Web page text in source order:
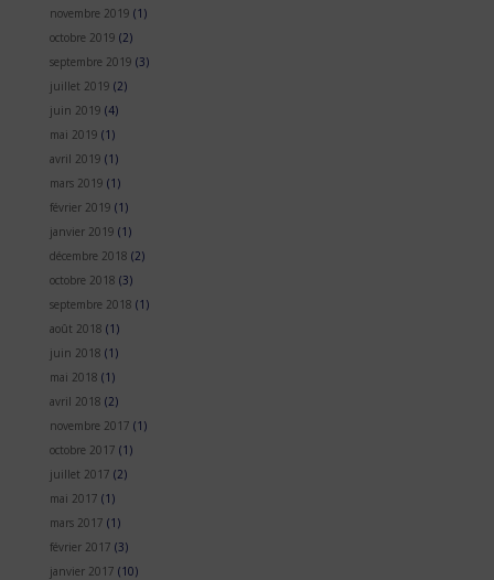
novembre 2019 (1)
octobre 2019 (2)
septembre 2019 (3)
juillet 2019 (2)
juin 2019 (4)
mai 2019 (1)
avril 2019 (1)
mars 2019 (1)
février 2019 (1)
janvier 2019 (1)
décembre 2018 (2)
octobre 2018 (3)
septembre 2018 (1)
août 2018 (1)
juin 2018 (1)
mai 2018 (1)
avril 2018 (2)
novembre 2017 (1)
octobre 2017 (1)
juillet 2017 (2)
mai 2017 (1)
mars 2017 (1)
février 2017 (3)
janvier 2017 (10)